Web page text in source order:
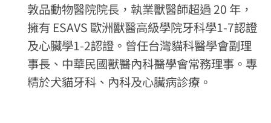
敦品動物醫院院長，執業獸醫師超過 20 年，
擁有 ESAVS 歐洲獸醫高級學院牙科學1-7認證
及心臟學1-2認證。曾任台灣貓科醫學會副理
事長、中華民國獸醫內科醫學會常務理事。專
精於犬貓牙科、內科及心臟病診療。